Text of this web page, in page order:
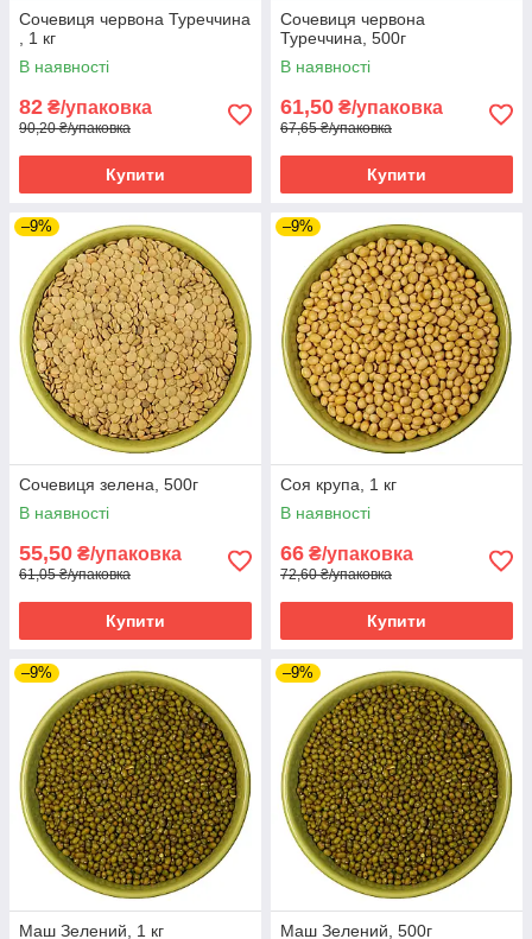
Сочевиця червона Туреччина
, 1 кг
В наявності
82 ₴/упаковка
90,20 ₴/упаковка
Купити
Сочевиця червона
Туреччина, 500г
В наявності
61,50 ₴/упаковка
67,65 ₴/упаковка
Купити
–9%
Сочевиця зелена, 500г
В наявності
55,50 ₴/упаковка
61,05 ₴/упаковка
Купити
–9%
Соя крупа, 1 кг
В наявності
66 ₴/упаковка
72,60 ₴/упаковка
Купити
–9%
Маш Зелений, 1 кг
–9%
Маш Зелений, 500г